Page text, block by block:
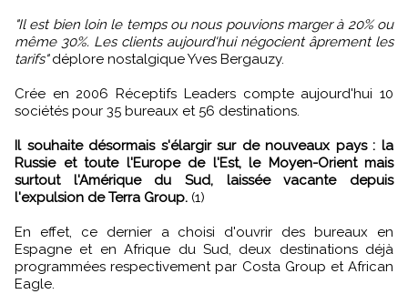
"Il est bien loin le temps ou nous pouvions marger à 20% ou
même 30%. Les clients aujourd'hui négocient âprement les
tarifs"déplore nostalgique Yves Bergauzy.
Crée en 2006 Réceptifs Leaders compte aujourd'hui 10
sociétés pour 35 bureaux et 56 destinations.
Il souhaite désormais s'élargir sur de nouveaux pays : la
Russie et toute l'Europe de l'Est, le Moyen-Orient mais
surtout l'Amérique du Sud, laissée vacante depuis
l'expulsion de Terra Group. (1)
En effet, ce dernier a choisi d'ouvrir des bureaux en
Espagne et en Afrique du Sud, deux destinations déjà
programmées respectivement par Costa Group et African
Eagle.